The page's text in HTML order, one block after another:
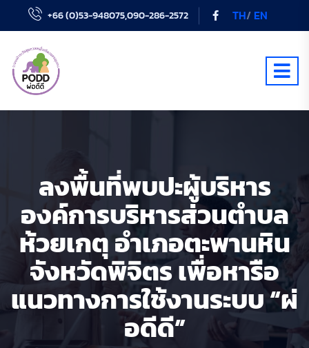
+66 (0)53-948075,090-286-2572 TH/ EN
ลงพื้นที่พบปะผู้บริหาร
องค์การบริหารส่วนตำบล
ห้วยเกตุ อำเภอตะพานหิน
จังหวัดพิจิตร เพื่อหารือ
แนวทางการใช้งานระบบ “ผ่
อดีดี”